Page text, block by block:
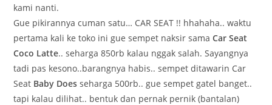
kami nanti.
Gue pikirannya cuman satu… CAR SEAT !! hhahaha.. waktu
pertama kali ke toko ini gue sempet naksir samaCar Seat
Coco Latte.. seharga 850rb kalau nggak salah. Sayangnya
tadi pas kesono..barangnya habis.. sempet ditawarin Car
Seat Baby Does seharga 500rb.. gue sempet gatel banget..
tapi kalau dilihat.. bentuk dan pernak pernik (bantalan)